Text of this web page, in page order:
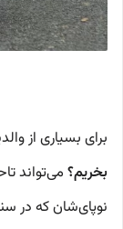
برای بسیاری از
بخریم؟ می‌تواند
نوپای‌شان که در